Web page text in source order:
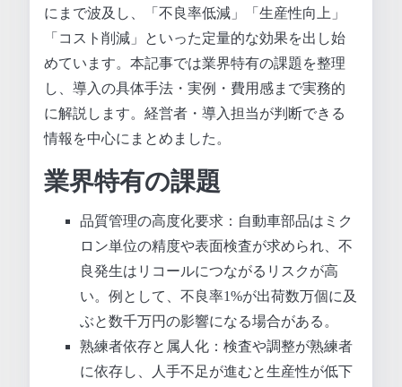
にまで波及し、「不良率低減」「生産性向上」
「コスト削減」といった定量的な効果を出し始
めています。本記事では業界特有の課題を整理
し、導入の具体手法・実例・費用感まで実務的
に解説します。経営者・導入担当が判断できる
情報を中心にまとめました。
業界特有の課題
品質管理の高度化要求：自動車部品はミク
ロン単位の精度や表面検査が求められ、不
良発生はリコールにつながるリスクが高
い。例として、不良率1%が出荷数万個に及
ぶと数千万円の影響になる場合がある。
熟練者依存と属人化：検査や調整が熟練者
に依存し、人手不足が進むと生産性が低下